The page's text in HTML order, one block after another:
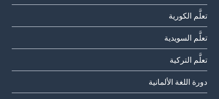
تعلَّم الكورية
تعلَّم السويدية
تعلَّم التركية
دورة اللغة الألمانية